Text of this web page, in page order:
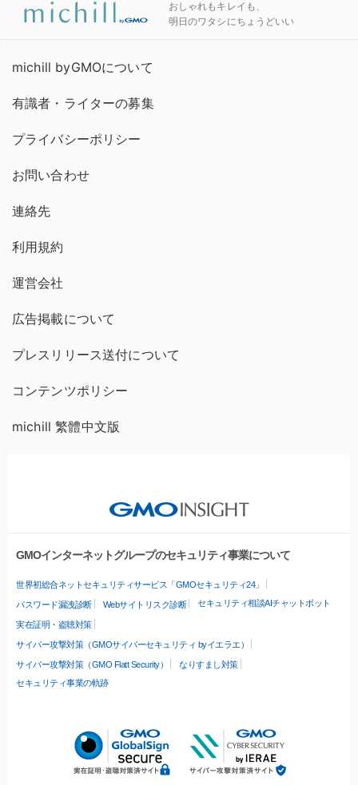
おしゃれもキレイも、
明日のワタシにちょうどいい
michill byGMOについて
有識者・ライターの募集
プライバシーポリシー
お問い合わせ
連絡先
利用規約
運営会社
広告掲載について
プレスリリース送付について
コンテンツポリシー
michill 繁體中文版
GMOインターネットグループのセキュリティ事業について
世界初総合ネットセキュリティサービス「GMOセキュリティ24」
パスワード漏洩診断 Webサイトリスク診断 セキュリティ相談AIチャットボット
実在証明・盗聴対策
サイバー攻撃対策（GMOサイバーセキュリティ byイエラエ）
サイバー攻撃対策（GMO Flatt Security）
なりすまし対策
セキュリティ事業の軌跡